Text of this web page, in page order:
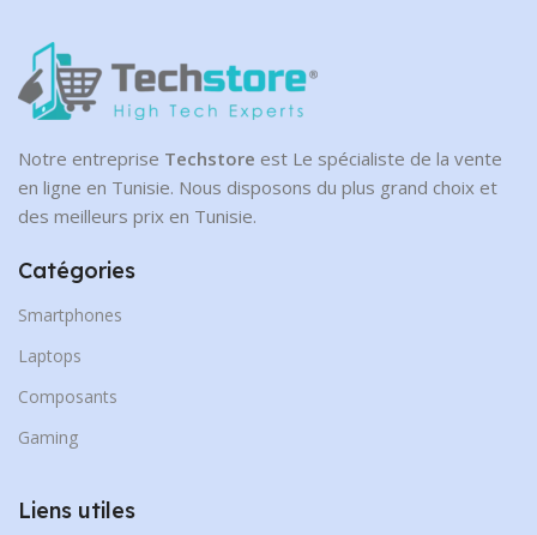
Notre entreprise Techstore est Le spécialiste de la vente
en ligne en Tunisie. Nous disposons du plus grand choix et
des meilleurs prix en Tunisie.
Catégories
Smartphones
Laptops
Composants
Gaming
Liens utiles